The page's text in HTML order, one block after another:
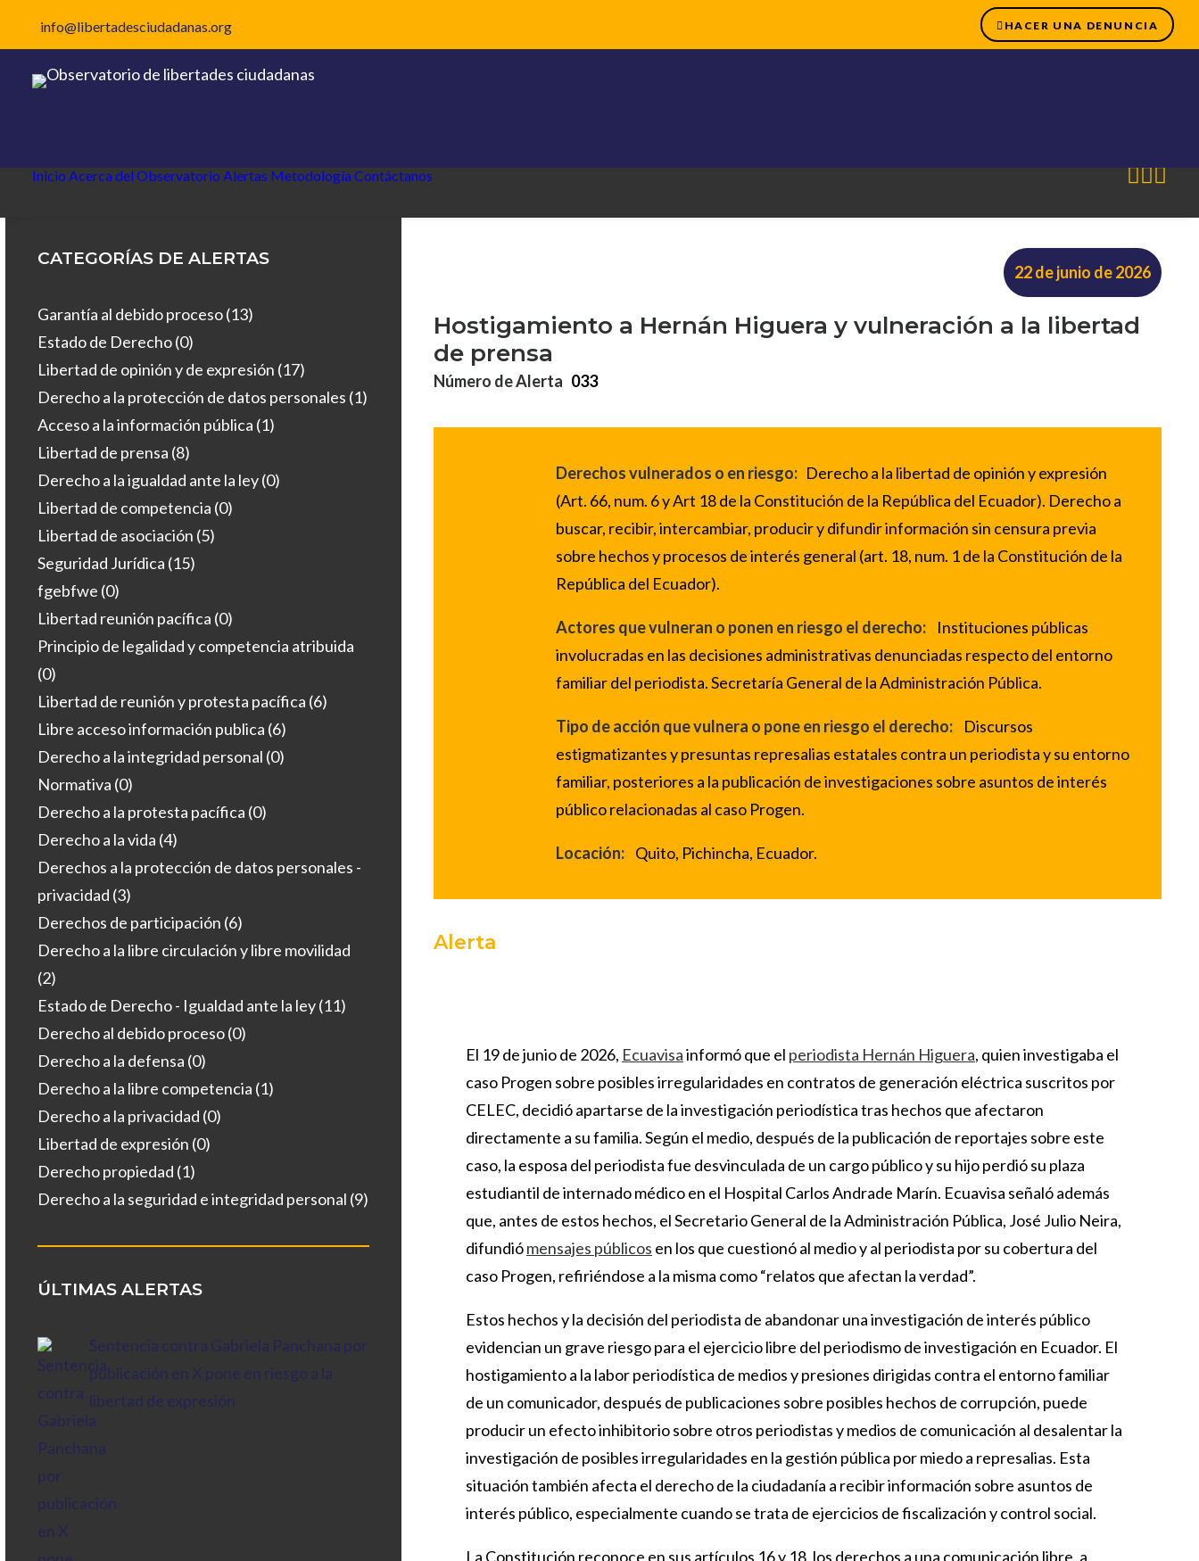
info@libertadesciudadanas.org HACER UNA DENUNCIA
Inicio Acerca del Observatorio Alertas MetodologíaContáctanos
CATEGORÍAS DE ALERTAS
Garantía al debido proceso(13)
Estado de Derecho(0)
Libertad de opinión y de expresión (17)
Derecho a la protección de datos personales (1)
Acceso a la información pública (1)
Libertad de prensa (8)
Derecho a la igualdad ante la ley(0)
Libertad de competencia (0)
Libertad de asociación (5)
Seguridad Jurídica (15)
fgebfwe (0)
Libertad reunión pacífica (0)
Principio de legalidad y competencia atribuida
(0)
Libertad de reunión y protesta pacífica (6)
Libre acceso información publica (6)
Derecho a la integridad personal (0)
Normativa (0)
Derecho a la protesta pacífica (0)
Derecho a la vida (4)
Derechos a la protección de datos personales -
privacidad (3)
Derechos de participación (6)
Derecho a la libre circulación y libre movilidad
(2)
Estado de Derecho - Igualdad ante la ley(11)
Derecho al debido proceso(0)
Derecho a la defensa (0)
Derecho a la libre competencia (1)
Derecho a la privacidad (0)
Libertad de expresión (0)
Derecho propiedad (1)
Derecho a la seguridad e integridad personal (9)
ÚLTIMAS ALERTAS
Sentencia contra Gabriela Panchana por
publicación en X pone en riesgo a la
libertad de expresión
22 de junio de 2026
Hostigamiento a Hernán Higuera y vulneración a la libertad
de prensa
Número de Alerta 033
Derechos vulnerados o en riesgo: Derecho a la libertad de opinión y expresión
(Art. 66, num. 6 y Art 18 de la Constitución de la República del Ecuador). Derecho a
buscar, recibir, intercambiar, producir y difundir información sin censura previa
sobre hechos y procesos de interés general (art. 18, num. 1 de la Constitución de la
República del Ecuador).
Actores que vulneran o ponen en riesgo el derecho:
Instituciones públicas
involucradas en las decisiones administrativas denunciadas respecto del entorno
familiar del periodista. Secretaría General de la Administración Pública.
Tipo de acción que vulnera o pone en riesgo el derecho:
Discursos
estigmatizantes y presuntas represalias estatales contra un periodista y su entorno
familiar, posteriores a la publicación de investigaciones sobre asuntos de interés
público relacionadas al caso Progen.
Locación: Quito, Pichincha, Ecuador.
Alerta
El 19 de junio de 2026, Ecuavisainformó que el periodista Hernán Higuera, quien investigaba el
caso Progen sobre posibles irregularidades en contratos de generación eléctrica suscritos por
CELEC, decidió apartarse de la investigación periodística tras hechos que afectaron
directamente a su familia. Según el medio, después de la publicación de reportajes sobre este
caso, la esposa del periodista fue desvinculada de un cargo público y su hijo perdió su plaza
estudiantil de internado médico en el Hospital Carlos Andrade Marín. Ecuavisa señaló además
que, antes de estos hechos, el Secretario General de la Administración Pública, José Julio Neira,
difundiómensajes públicos en los que cuestionó al medio y al periodista por su cobertura del
caso Progen, refiriéndose a la misma como “relatos que afectan la verdad”.
Estos hechos y la decisión del periodista de abandonar una investigación de interés público
evidencian un grave riesgo para el ejercicio libre del periodismo de investigación en Ecuador. El
hostigamiento a la labor periodística de medios y presiones dirigidas contra el entorno familiar
de un comunicador, después de publicaciones sobre posibles hechos de corrupción, puede
producir un efecto inhibitorio sobre otros periodistas y medios de comunicación al desalentar la
investigación de posibles irregularidades en la gestión pública por miedo a represalias. Esta
situación también afecta el derecho de la ciudadanía a recibir información sobre asuntos de
interés público, especialmente cuando se trata de ejercicios de fiscalización y control social.
La Constitución reconoce en sus artículos 16 y 18, los derechos a una comunicación libre, a